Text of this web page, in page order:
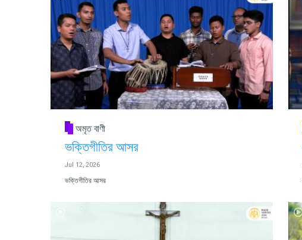
অমৃত বাণী
ভক্তিগীতির আসর
Jul 12, 2026
ভক্তিগীতির আসর